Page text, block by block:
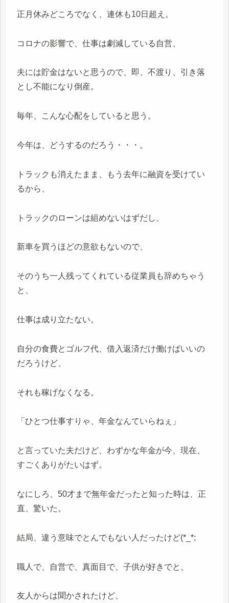
正月休みどころでなく、連休も10日超え。
コロナの影響で、仕事は劇減している自営、
夫には貯金はないと思うので、即、不渡り、引き落
とし不能になり倒産。
毎年、こんな心配をしていると思う。
今年は、どうするのだろう・・・。
トラックも消えたまま、もう去年に融資を受けてい
るから、
トラックのローンは組めないはずだし、
新車を買うほどの意欲もないので、
そのうち一人残ってくれている従業員も辞めちゃう
と、
仕事は成り立たない。
自分の食費とゴルフ代、借入返済だけ働けばいいの
だろうけど、
それも稼げなくなる。
「ひとつ仕事すりゃ、年金なんていらねぇ」
と言っていた夫だけど、わずかな年金が今、現在、
すごくありがたいはず。
なにしろ、50才まで無年金だったと知った時は、正
直、驚いた。
結局、違う意味でとんでもない人だったけど(*_*;
職人で、自営で、真面目で、子供が好きでと、
友人からは聞かされたけど、